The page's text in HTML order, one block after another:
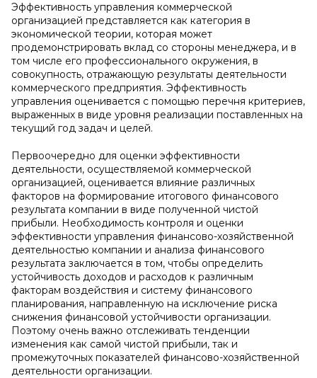
Эффективность управления коммерческой
организацией представляется как категория в
экономической теории, которая может
продемонстрировать вклад со стороны менеджера, и в
том числе его профессионального окружения, в
совокупность, отражающую результаты деятельности
коммерческого предприятия. Эффективность
управления оценивается с помощью перечня критериев,
выраженных в виде уровня реализации поставленных на
текущий год задач и целей.
Первоочередно для оценки эффективности
деятельности, осуществляемой коммерческой
организацией, оценивается влияние различных
факторов на формирование итогового финансового
результата компании в виде полученной чистой
прибыли. Необходимость контроля и оценки
эффективности управления финансово-хозяйственной
деятельностью компании и анализа финансового
результата заключается в том, чтобы определить
устойчивость доходов и расходов к различным
факторам воздействия и систему финансового
планирования, направленную на исключение риска
снижения финансовой устойчивости организации.
Поэтому очень важно отслеживать тенденции
изменения как самой чистой прибыли, так и
промежуточных показателей финансово-хозяйственной
деятельности организации.